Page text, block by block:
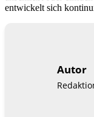
entwickelt sich
Autor